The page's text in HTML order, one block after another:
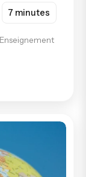
7 minutes